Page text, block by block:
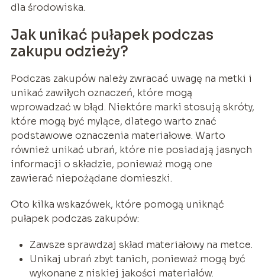
dla środowiska.
Jak unikać pułapek podczas
zakupu odzieży?
Podczas zakupów należy zwracać uwagę na metki i
unikać zawiłych oznaczeń, które mogą
wprowadzać w błąd. Niektóre marki stosują skróty,
które mogą być mylące, dlatego warto znać
podstawowe oznaczenia materiałowe. Warto
również unikać ubrań, które nie posiadają jasnych
informacji o składzie, ponieważ mogą one
zawierać niepożądane domieszki.
Oto kilka wskazówek, które pomogą uniknąć
pułapek podczas zakupów:
Zawsze sprawdzaj skład materiałowy na metce.
Unikaj ubrań zbyt tanich, ponieważ mogą być
wykonane z niskiej jakości materiałów.